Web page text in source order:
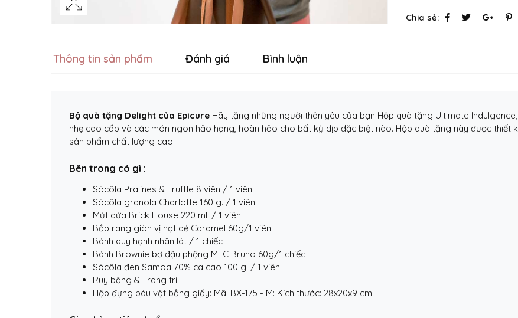
Chia sẻ:
Thông tin sản phẩm Đánh giá Bình luận
Bộ quà tặng Delight của Epicure Hãy tặng những người thân yêu của bạn Hộp quà tặng Ultimate
nhẹ cao cấp và các món ngon hảo hạng, hoàn hảo cho bất kỳ dịp đặc biệt nào. Hộp quà tặng này được thiết
sản phẩm chất lượng cao.
Bên trong có gì :
Sôcôla Pralines & Truffle 8 viên / 1 viên
Sôcôla granola Charlotte 160 g. / 1 ​​viên
Mứt dứa Brick House 220 ml. / 1 ​​viên
Bắp rang giòn vị hạt dẻ Caramel 60g/1 viên
Bánh quy hạnh nhân lát / 1 chiếc
Bánh Brownie bơ đậu phộng MFC Bruno 60g/1 chiếc
Sôcôla đen Samoa 70% ca cao 100 g. / 1 ​​viên
Ruy băng & Trang trí
Hộp đựng báu vật bằng giấy: Mã: BX-175 - M: Kích thước: 28x20x9 cm